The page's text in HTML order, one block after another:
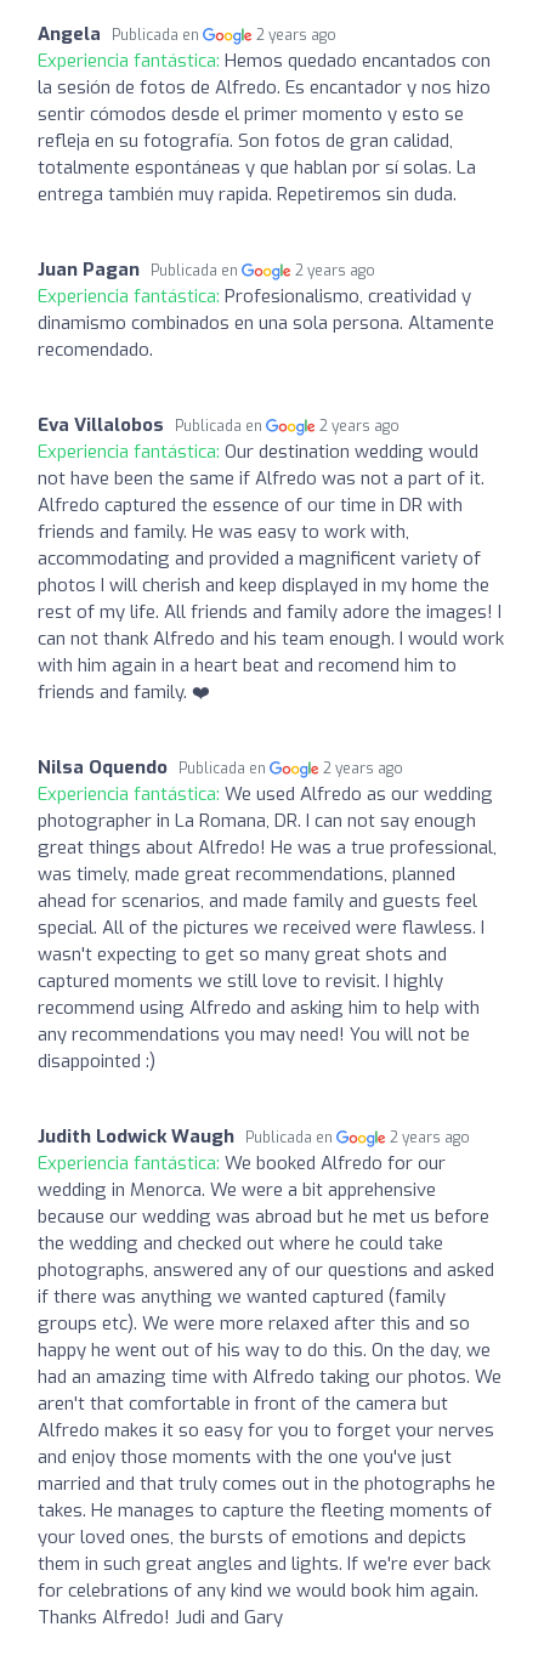
Angela Publicada en 2 years ago
Experiencia fantástica: Hemos quedado encantados con
la sesión de fotos de Alfredo. Es encantador y nos hizo
sentir cómodos desde el primer momento y esto se
refleja en su fotografía. Son fotos de gran calidad,
totalmente espontáneas y que hablan por sí solas. La
entrega también muy rapida. Repetiremos sin duda.
Juan Pagan Publicada en 2 years ago
Experiencia fantástica: Profesionalismo, creatividad y
dinamismo combinados en una sola persona. Altamente
recomendado.
Eva Villalobos Publicada en 2 years ago
Experiencia fantástica: Our destination wedding would
not have been the same if Alfredo was not a part of it.
Alfredo captured the essence of our time in DR with
friends and family. He was easy to work with,
accommodating and provided a magnificent variety of
photos I will cherish and keep displayed in my home the
rest of my life. All friends and family adore the images! I
can not thank Alfredo and his team enough. I would work
with him again in a heart beat and recomend him to
friends and family. ❤️
Nilsa Oquendo Publicada en 2 years ago
Experiencia fantástica: We used Alfredo as our wedding
photographer in La Romana, DR. I can not say enough
great things about Alfredo! He was a true professional,
was timely, made great recommendations, planned
ahead for scenarios, and made family and guests feel
special. All of the pictures we received were flawless. I
wasn't expecting to get so many great shots and
captured moments we still love to revisit. I highly
recommend using Alfredo and asking him to help with
any recommendations you may need! You will not be
disappointed :)
Judith Lodwick Waugh Publicada en 2 years ago
Experiencia fantástica: We booked Alfredo for our
wedding in Menorca. We were a bit apprehensive
because our wedding was abroad but he met us before
the wedding and checked out where he could take
photographs, answered any of our questions and asked
if there was anything we wanted captured (family
groups etc). We were more relaxed after this and so
happy he went out of his way to do this. On the day, we
had an amazing time with Alfredo taking our photos. We
aren't that comfortable in front of the camera but
Alfredo makes it so easy for you to forget your nerves
and enjoy those moments with the one you've just
married and that truly comes out in the photographs he
takes. He manages to capture the fleeting moments of
your loved ones, the bursts of emotions and depicts
them in such great angles and lights. If we're ever back
for celebrations of any kind we would book him again.
Thanks Alfredo! Judi and Gary